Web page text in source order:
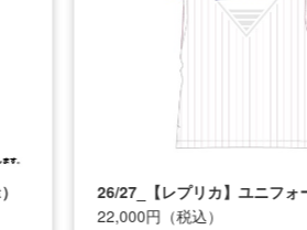
26/27_【レプリカ】ユニフォ
22,000円（税込）